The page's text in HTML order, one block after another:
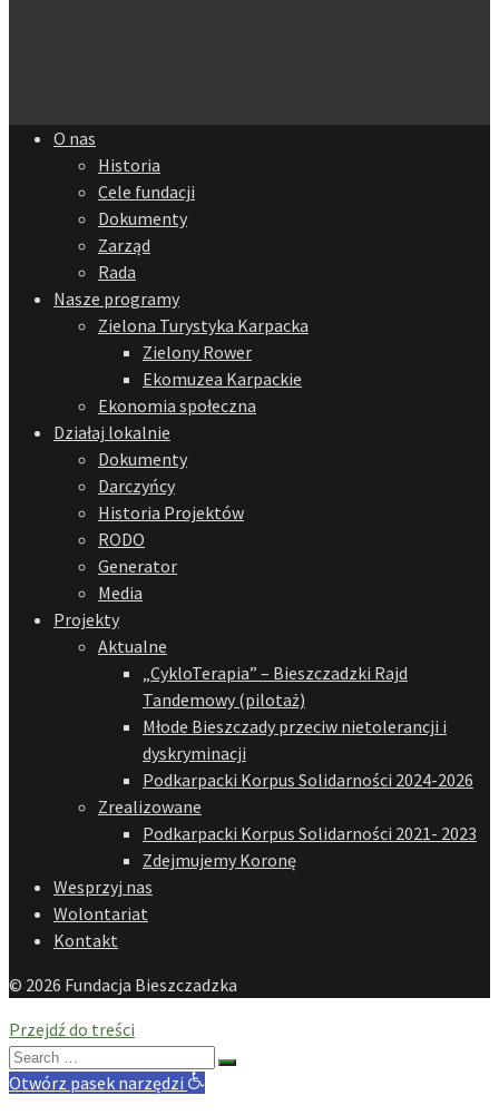
O nas
Historia
Cele fundacji
Dokumenty
Zarząd
Rada
Nasze programy
Zielona Turystyka Karpacka
Zielony Rower
Ekomuzea Karpackie
Ekonomia społeczna
Działaj lokalnie
Dokumenty
Darczyńcy
Historia Projektów
RODO
Generator
Media
Projekty
Aktualne
„CykloTerapia” – Bieszczadzki Rajd
Tandemowy (pilotaż)
Młode Bieszczady przeciw nietolerancji i
dyskryminacji
Podkarpacki Korpus Solidarności 2024-2026
Zrealizowane
Podkarpacki Korpus Solidarności 2021- 2023
Zdejmujemy Koronę
Wesprzyj nas
Wolontariat
Kontakt
© 2026 Fundacja Bieszczadzka
Przejdź do treści
Search
for:
Otwórz pasek narzędzi